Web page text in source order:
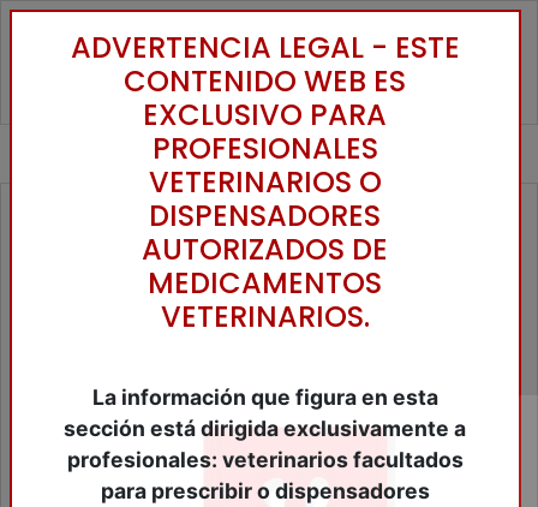
Accesorios Animales de Compañía
Alimentos Animales Compañia
Antibióticos
Antiparasitários
Bibliografía
ADVERTENCIA LEGAL - ESTE
CONTENIDO WEB ES
EXCLUSIVO PARA
PROFESIONALES
VETERINARIOS O
DISPENSADORES
AUTORIZADOS DE
MEDICAMENTOS
VETERINARIOS.
La información que figura en esta
sección está dirigida exclusivamente a
profesionales: veterinarios facultados
para prescribir o dispensadores